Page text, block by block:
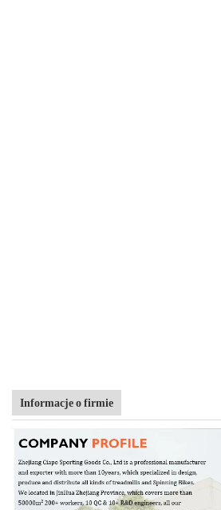
Informacje o firmie